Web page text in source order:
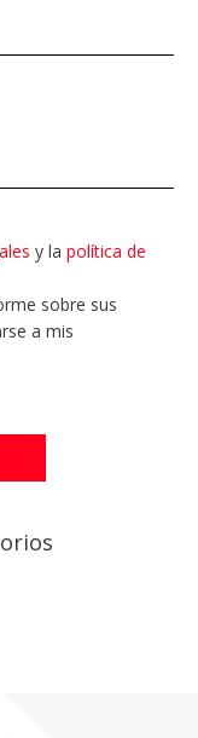
y la política de
sobre sus
a mis